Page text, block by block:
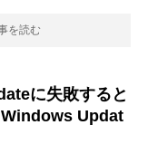
を読む
に失敗すると
Windows Updat